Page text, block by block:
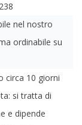
nel nostro
ordinabile su
circa 10 giorni
si tratta di
e dipende